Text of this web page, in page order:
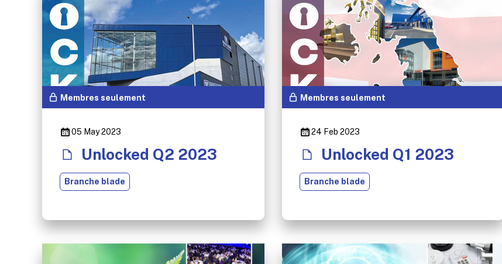
Membres seulement
05 May 2023
Unlocked Q2 2023
Branche blade
Membres seulement
24 Feb 2023
Unlocked Q1 2023
Branche blade